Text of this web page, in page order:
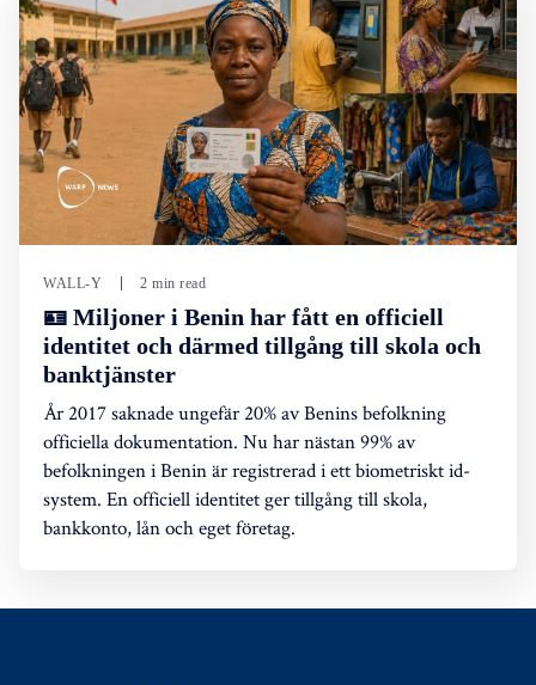
WALL-Y 2 min read
🪪 Miljoner i Benin har fått en officiell
identitet och därmed tillgång till skola och
banktjänster
År 2017 saknade ungefär 20% av Benins befolkning
officiella dokumentation. Nu har nästan 99% av
befolkningen i Benin är registrerad i ett biometriskt id-
system. En officiell identitet ger tillgång till skola,
bankkonto, lån och eget företag.